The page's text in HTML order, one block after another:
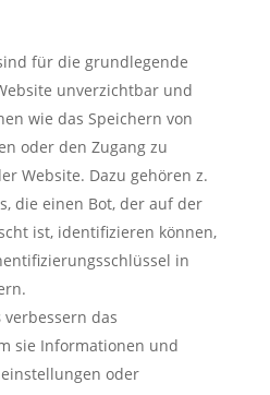
für die grundlegende
unverzichtbar und
wie das Speichern von
oder den Zugang zu
Website. Dazu gehören z.
die einen Bot, der auf der
ist, identifizieren können,
in
verbessern das
sie Informationen und
oder